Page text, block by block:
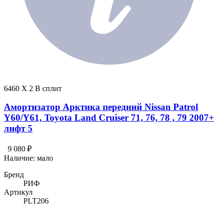
6460 X 2 В сплит
Амортизатор Арктика передний Nissan Patrol
Y60/Y61, Toyota Land Cruiser 71, 76, 78 , 79 2007+
лифт 5
9 080 ₽
Наличие: мало
Бренд
РИФ
Артикул
PLT206